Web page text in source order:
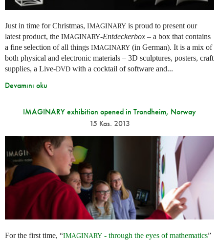
Just in time for Christmas, IMAGINARY is proud to present our
latest product, the IMAGINARY-Entdeckerbox – a box that contains
a fine selection of all things IMAGINARY (in German). It is a mix of
both physical and electronic materials – 3D sculptures, posters, craft
supplies, a Live-DVD with a cocktail of software and...
Devamını oku
IMAGINARY exhibition opened in Trondheim, Norway
15 Kas. 2013
For the first time, “IMAGINARY - through the eyes of mathematics”